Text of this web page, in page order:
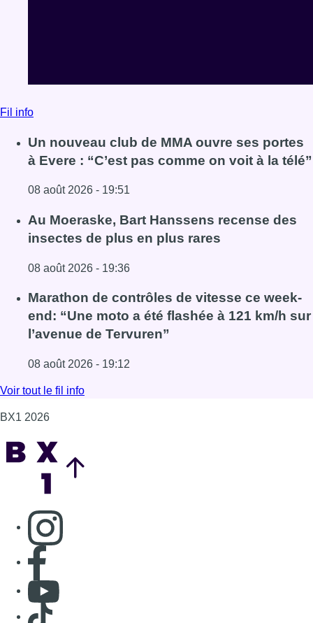
Fil info
Un nouveau club de MMA ouvre ses portes
à Evere : “C’est pas comme on voit à la télé”
08 août 2026 - 19:51
Lire l'article Un nouveau club de MMA ouvre ses portes à
Au Moeraske, Bart Hanssens recense des
insectes de plus en plus rares
08 août 2026 - 19:36
Lire l'article Au Moeraske, Bart Hanssens recense des
Marathon de contrôles de vitesse ce week-
end: “Une moto a été flashée à 121 km/h sur
l’avenue de Tervuren”
08 août 2026 - 19:12
Lire l'article Marathon de contrôles de vitesse ce week-
Voir tout le fil info
BX1 2026
Consulter page Instagram
Consulter page Facebook
Consulter Youtube
Consulter TikTok